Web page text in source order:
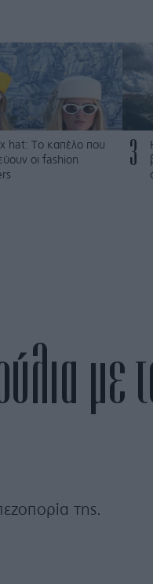
hat: Το καπέλο που
οι fashion
3
με
της.